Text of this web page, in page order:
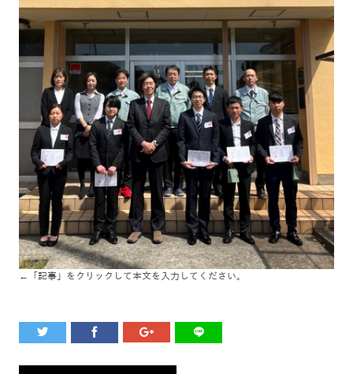
←「記事」をクリックして本文を入力してください。